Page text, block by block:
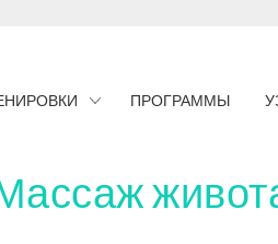
ПРОГРАММЫ